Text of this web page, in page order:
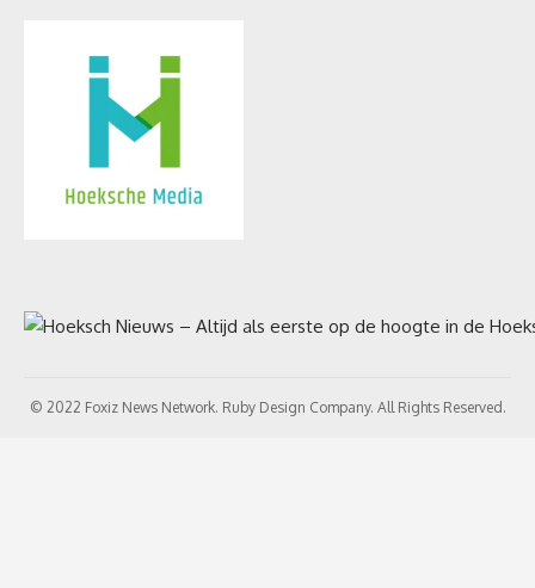
© 2022 Foxiz News Network. Ruby Design Company. All Rights Reserved.